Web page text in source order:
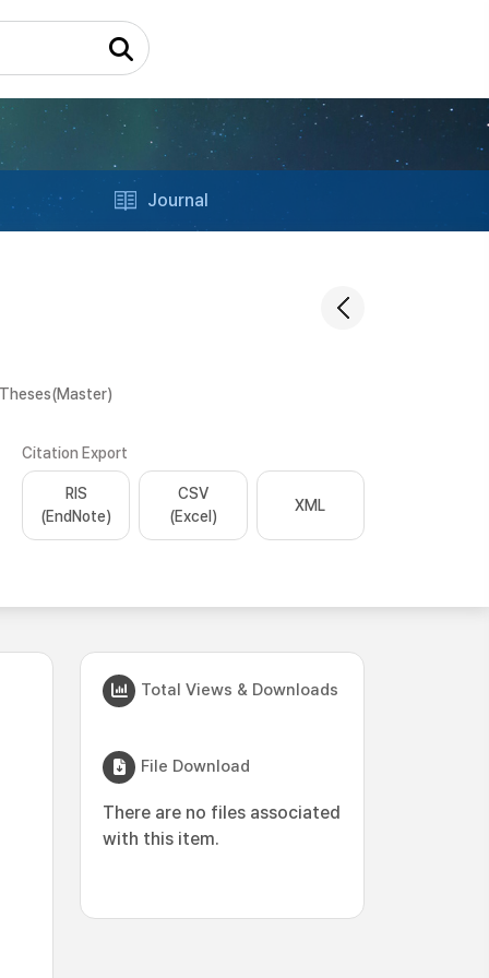
Journal
Citation Export
RIS
(EndNote)
CSV
(Excel)
XML
Total Views & Downloads
File Download
There are no files associated
with this item.